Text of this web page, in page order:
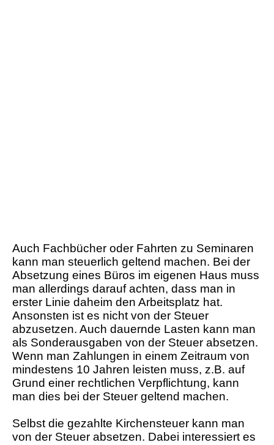
Auch Fachbücher oder Fahrten zu Seminaren
kann man steuerlich geltend machen. Bei der
Absetzung eines Büros im eigenen Haus muss
man allerdings darauf achten, dass man in
erster Linie daheim den Arbeitsplatz hat.
Ansonsten ist es nicht von der Steuer
abzusetzen. Auch dauernde Lasten kann man
als Sonderausgaben von der Steuer absetzen.
Wenn man Zahlungen in einem Zeitraum von
mindestens 10 Jahren leisten muss, z.B. auf
Grund einer rechtlichen Verpflichtung, kann
man dies bei der Steuer geltend machen.
Selbst die gezahlte Kirchensteuer kann man
von der Steuer absetzen. Dabei interessiert es